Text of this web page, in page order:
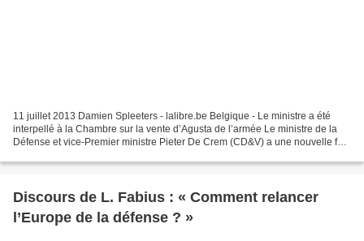
11 juillet 2013 Damien Spleeters - lalibre.be Belgique - Le ministre a été
interpellé à la Chambre sur la vente d’Agusta de l’armée Le ministre de la
Défense et vice-Premier ministre Pieter De Crem (CD&V) a une nouvelle fois
Discours de L. Fabius : « Comment relancer
l’Europe de la défense ? »